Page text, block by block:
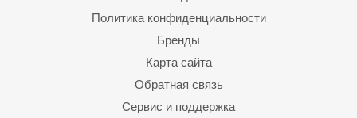
Политика конфиденциальности
Бренды
Карта сайта
Обратная связь
Сервис и поддержка